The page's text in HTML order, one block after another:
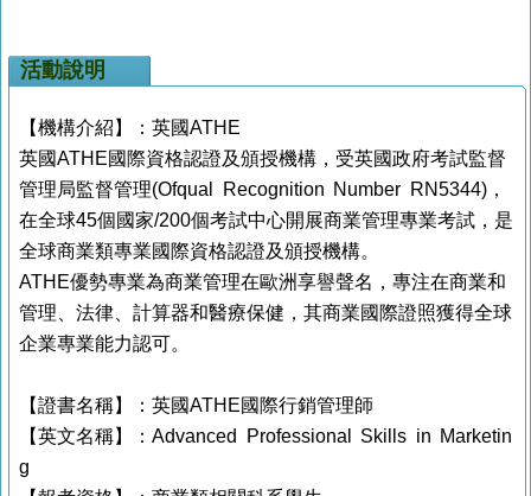
活動說明
【機構介紹】：英國ATHE
英國ATHE國際資格認證及頒授機構，受英國政府考試監督
管理局監督管理(Ofqual Recognition Number RN5344)，
在全球45個國家/200個考試中心開展商業管理專業考試，是
全球商業類專業國際資格認證及頒授機構。
ATHE優勢專業為商業管理在歐洲享譽聲名，專注在商業和
管理、法律、計算器和醫療保健，其商業國際證照獲得全球
企業專業能力認可。
【證書名稱】：英國ATHE國際行銷管理師
【英文名稱】：Advanced Professional Skills in Marketin
g